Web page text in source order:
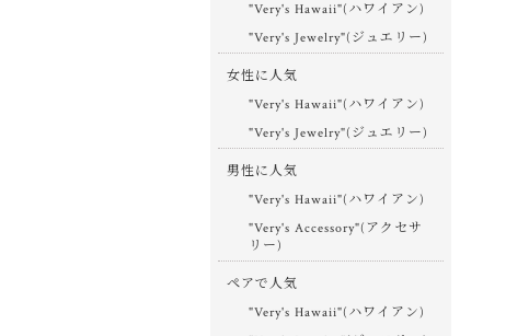
"Very's Hawaii"(ハワイアン)
"Very's Jewelry"(ジュエリー)
女性に人気
"Very's Hawaii"(ハワイアン)
"Very's Jewelry"(ジュエリー)
男性に人気
"Very's Hawaii"(ハワイアン)
"Very's Accessory"(アクセサ
リー)
ペアで人気
"Very's Hawaii"(ハワイアン)